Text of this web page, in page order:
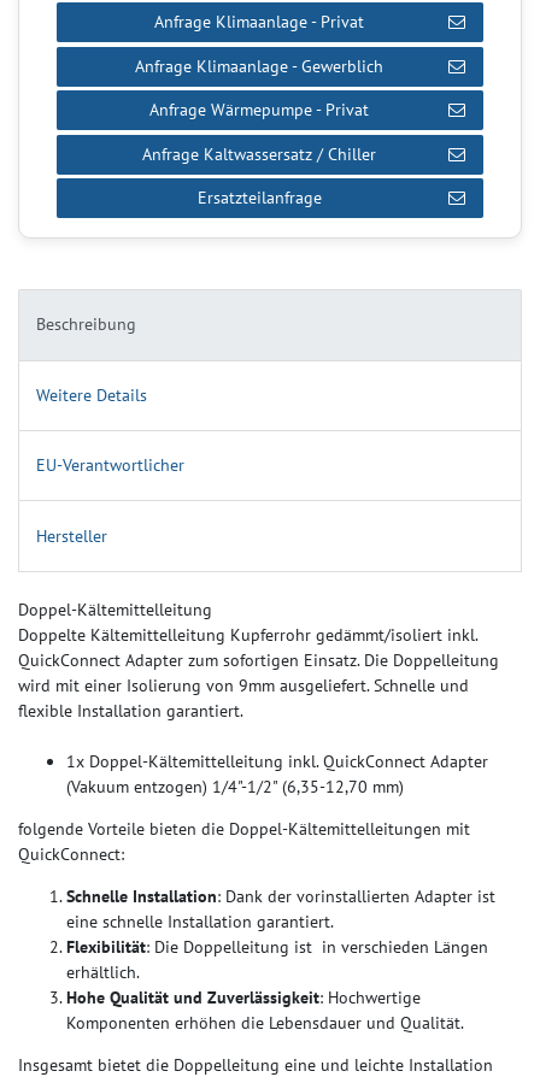
Beschreibung
Weitere Details
EU-Verantwortlicher
Hersteller
Doppel-Kältemittelleitung
Doppelte Kältemittelleitung Kupferrohr gedämmt/isoliert inkl.
QuickConnect Adapter zum sofortigen Einsatz. Die Doppelleitung
wird mit einer Isolierung von 9mm ausgeliefert. Schnelle und
flexible Installation garantiert.
1x Doppel-Kältemittelleitung inkl. QuickConnect Adapter
(Vakuum entzogen) 1/4"-1/2" (6,35-12,70 mm)
folgende Vorteile bieten die Doppel-Kältemittelleitungen mit
QuickConnect:
Schnelle Installation: Dank der vorinstallierten Adapter ist
eine schnelle Installation garantiert.
Flexibilität: Die Doppelleitung ist in verschieden Längen
erhältlich.
Hohe Qualität und Zuverlässigkeit: Hochwertige
Komponenten erhöhen die Lebensdauer und Qualität.
Insgesamt bietet die Doppelleitung eine und leichte Installation
Anfrage Klimaanlage - Privat
Anfrage Klimaanlage - Gewerblich
Anfrage Wärmepumpe - Privat
Anfrage Kaltwassersatz / Chiller
Ersatzteilanfrage